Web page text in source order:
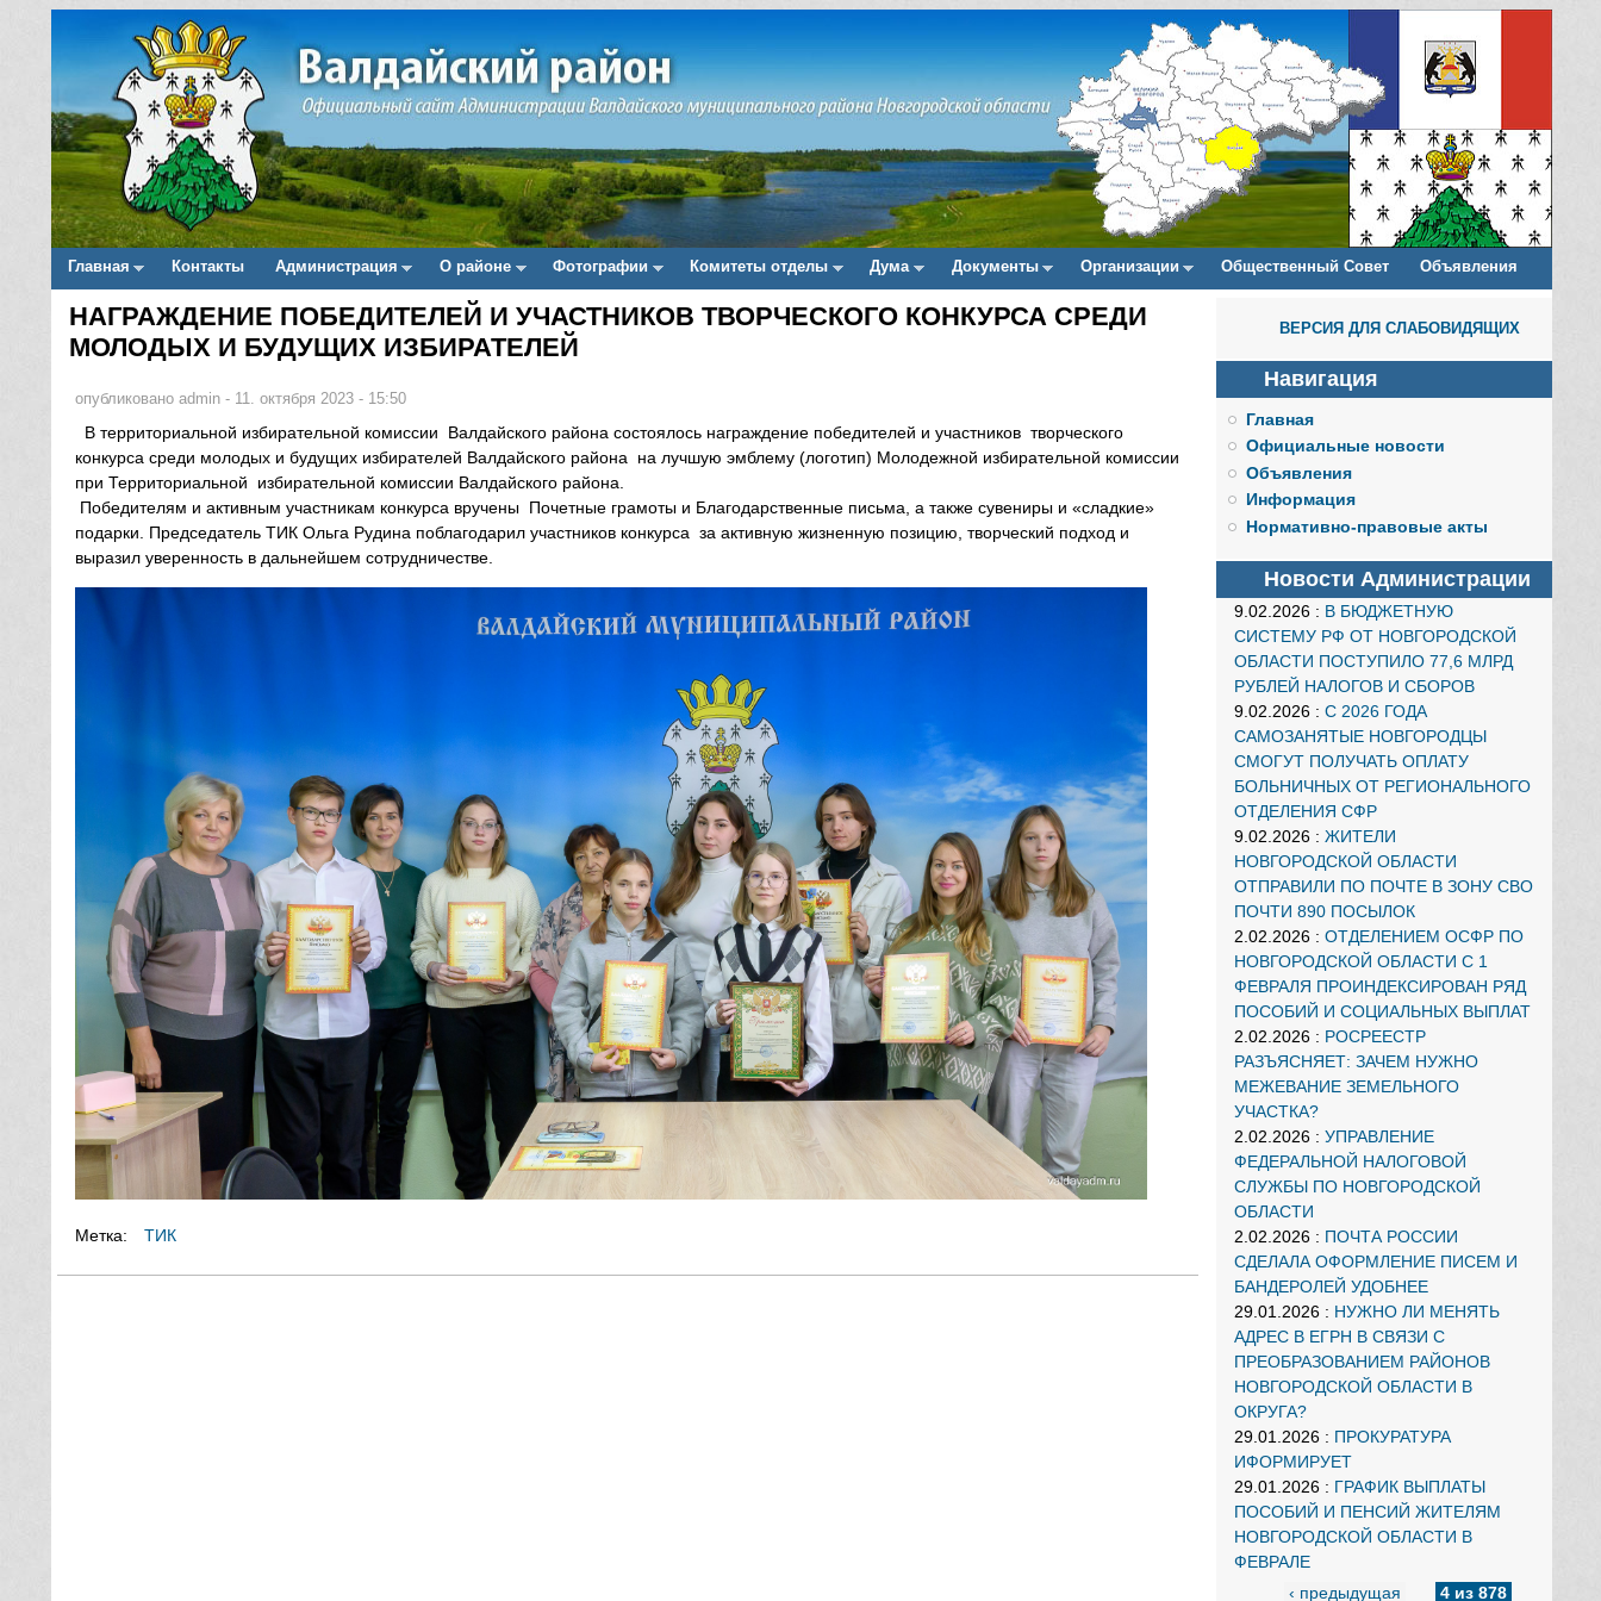
Main menu
Главная Контакты Администрация О районе Фотографии Комитеты отделы Дума Документы Организации Общественный Совет Объявления
Вы здесь
НАГРАЖДЕНИЕ ПОБЕДИТЕЛЕЙ И УЧАСТНИКОВ ТВОРЧЕСКОГО КОНКУРСА СРЕДИ
МОЛОДЫХ И БУДУЩИХ ИЗБИРАТЕЛЕЙ
опубликовано admin - 11. октября 2023 - 15:50
В территориальной избирательной комиссии Валдайского района состоялось награждение победителей и участников творческого
конкурса среди молодых и будущих избирателей Валдайского района на лучшую эмблему (логотип) Молодежной избирательной комиссии
при Территориальной избирательной комиссии Валдайского района.
Победителям и активным участникам конкурса вручены Почетные грамоты и Благодарственные письма, а также сувениры и «сладкие»
подарки. Председатель ТИК Ольга Рудина поблагодарил участников конкурса за активную жизненную позицию, творческий подход и
выразил уверенность в дальнейшем сотрудничестве.
Метка: ТИК
ВЕРСИЯ ДЛЯ СЛАБОВИДЯЩИХ
Навигация
Главная
Официальные новости
Объявления
Информация
Нормативно-правовые акты
Новости Администрации
9.02.2026 : В БЮДЖЕТНУЮ
СИСТЕМУ РФ ОТ НОВГОРОДСКОЙ
ОБЛАСТИ ПОСТУПИЛО 77,6 МЛРД
РУБЛЕЙ НАЛОГОВ И СБОРОВ
9.02.2026 : С 2026 ГОДА
САМОЗАНЯТЫЕ НОВГОРОДЦЫ
СМОГУТ ПОЛУЧАТЬ ОПЛАТУ
БОЛЬНИЧНЫХ ОТ РЕГИОНАЛЬНОГО
ОТДЕЛЕНИЯ СФР
9.02.2026 : ЖИТЕЛИ
НОВГОРОДСКОЙ ОБЛАСТИ
ОТПРАВИЛИ ПО ПОЧТЕ В ЗОНУ СВО
ПОЧТИ 890 ПОСЫЛОК
2.02.2026 : ОТДЕЛЕНИЕМ ОСФР ПО
НОВГОРОДСКОЙ ОБЛАСТИ С 1
ФЕВРАЛЯ ПРОИНДЕКСИРОВАН РЯД
ПОСОБИЙ И СОЦИАЛЬНЫХ ВЫПЛАТ
2.02.2026 : РОСРЕЕСТР
РАЗЪЯСНЯЕТ: ЗАЧЕМ НУЖНО
МЕЖЕВАНИЕ ЗЕМЕЛЬНОГО
УЧАСТКА?
2.02.2026 : УПРАВЛЕНИЕ
ФЕДЕРАЛЬНОЙ НАЛОГОВОЙ
СЛУЖБЫ ПО НОВГОРОДСКОЙ
ОБЛАСТИ
2.02.2026 : ПОЧТА РОССИИ
СДЕЛАЛА ОФОРМЛЕНИЕ ПИСЕМ И
БАНДЕРОЛЕЙ УДОБНЕЕ
29.01.2026 : НУЖНО ЛИ МЕНЯТЬ
АДРЕС В ЕГРН В СВЯЗИ С
ПРЕОБРАЗОВАНИЕМ РАЙОНОВ
НОВГОРОДСКОЙ ОБЛАСТИ В
ОКРУГА?
29.01.2026 : ПРОКУРАТУРА
ИФОРМИРУЕТ
29.01.2026 : ГРАФИК ВЫПЛАТЫ
ПОСОБИЙ И ПЕНСИЙ ЖИТЕЛЯМ
НОВГОРОДСКОЙ ОБЛАСТИ В
ФЕВРАЛЕ
‹ предыдущая
4 из 878